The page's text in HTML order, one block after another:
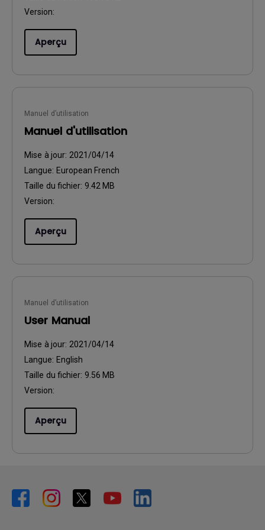
Version:
Aperçu
Manuel d’utilisation
Manuel d'utilisation
Mise à jour: 2021/04/14
Langue: European French
Taille du fichier: 9.42 MB
Version:
Aperçu
Manuel d’utilisation
User Manual
Mise à jour: 2021/04/14
Langue: English
Taille du fichier: 9.56 MB
Version:
Aperçu